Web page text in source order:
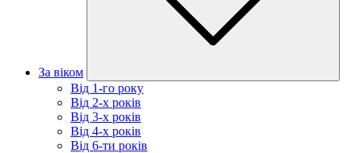
За віком
Від 1-го року
Від 2-х років
Від 3-х років
Від 4-х років
Від 6-ти років